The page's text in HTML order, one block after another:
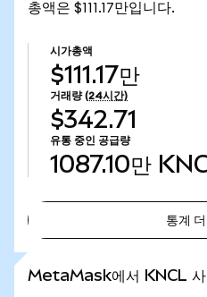
총액은 $111.17만입니다.
시가총액
$111.17만
거래량 (24시간)
$342.71
유통 중인 공급량
1087.10만
통계 더
MetaMask에서 KNCL 사